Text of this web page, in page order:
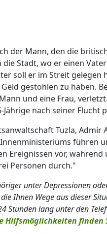
der Mann, den die
Stadt, wo er einen
soll er im Streit
gestohlen zu haben.
und eine Frau,
Jährige nach seiner Flucht
Tuzla,
führen
Ereignissen vor,
Personen durch."
unter Depressionen
Ihnen Wege aus dieser
Stunden lang unter den
Hilfsmöglichkeiten finden